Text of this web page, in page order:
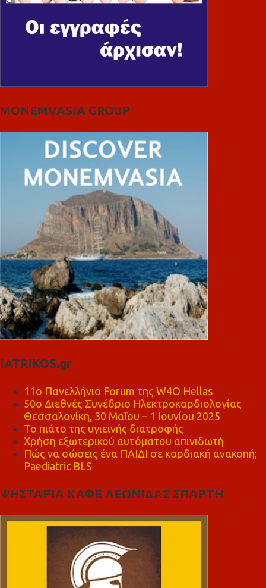
MONEMVASIA GROUP
IATRIKOS.gr
11ο Πανελλήνιο Forum της W4O Hellas
50ο Διεθνές Συνέδριο Ηλεκτροκαρδιολογίας
Θεσσαλονίκη, 30 Μαΐου – 1 Ιουνίου 2025
Το πιάτο της υγιεινής διατροφής
Χρήση εξωτερικού αυτόματου απινιδωτή
Πώς να σώσεις ένα ΠΑΙΔΙ σε καρδιακή ανακοπή;
Paediatric BLS
ΨΗΣΤΑΡΙΑ ΚΑΦΕ ΛΕΩΝΙΔΑΣ ΣΠΑΡΤΗ